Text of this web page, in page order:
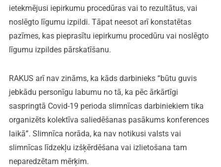
ietekmējusi iepirkumu procedūras vai to rezultātus, vai
noslēgto līgumu izpildi. Tāpat neesot arī konstatētas
pazīmes, kas pieprasītu iepirkumu procedūru vai noslēgto
līgumu izpildes pārskatīšanu.
RAKUS arī nav zināms, ka kāds darbinieks “būtu guvis
jebkādu personīgu labumu no tā, ka pēc ārkārtīgi
saspringtā Covid-19 perioda slimnīcas darbiniekiem tika
organizēts kolektīva saliedēšanas pasākums konferences
laikā”. Slimnīca norāda, ka nav notikusi valsts vai
slimnīcas līdzekļu izšķērdēšana vai izlietošana tam
neparedzētam mērķim.